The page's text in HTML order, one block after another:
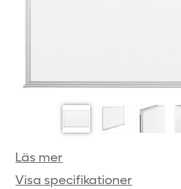
Läs mer
Visa specifikationer